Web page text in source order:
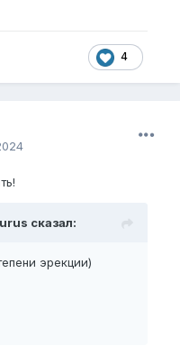
4
сказал:
эрекции)